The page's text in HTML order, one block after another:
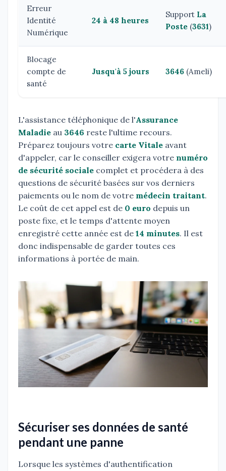
Erreur
Identité
Numérique
24 à 48 heures
Support La
Poste (3631)
Blocage
compte de
santé
Jusqu'à 5 jours 3646 (Ameli)
L'assistance téléphonique de l'Assurance
Maladie au 3646 reste l'ultime recours.
Préparez toujours votre carte Vitale avant
d'appeler, car le conseiller exigera votre numéro
de sécurité sociale complet et procédera à des
questions de sécurité basées sur vos derniers
paiements ou le nom de votre médecin traitant.
Le coût de cet appel est de 0 euro depuis un
poste fixe, et le temps d'attente moyen
enregistré cette année est de 14 minutes. Il est
donc indispensable de garder toutes ces
informations à portée de main.
Sécuriser ses données de santé
pendant une panne
Lorsque les systèmes d'authentification